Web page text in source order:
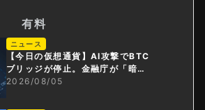
有料
ニュース
【今日の仮想通貨】AI攻撃でBTC
ブリッジが停止。金融庁が「暗号
資産・ステーブルコイン課」新設
2026/08/05